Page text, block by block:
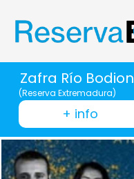
Zafra Río Bodion
(Reserva Extremadura)
+ info